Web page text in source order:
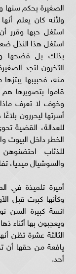
الصغيرة بحكم سنها
ولأنه كان يعلم
استغل حبها وقرر
استغل هذا النذل
بذلك بل فضحها
الآخرون لتجد
منه، فحبيبها
قاموا بتصويرها
وخوف لا تعرف
أسرتها ليحررون
للعدالة، القضية
الخطر داخل البيوت
للذئاب احتضنوهن
والسوشيال ميديا،
أميرة تلميذة في
وكأنها كبرت قبل
آنسة كبيرة السن
ويعجبون بها أثناء
الثالثة عشرة تظن
يافعة من حقها أن
أحد.